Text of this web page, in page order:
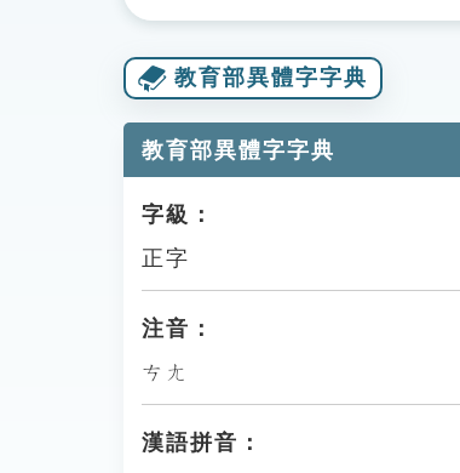
教育部異體字字典
教育部異體字字典
字級：
正字
注音：
ㄘㄤ
漢語拼音：